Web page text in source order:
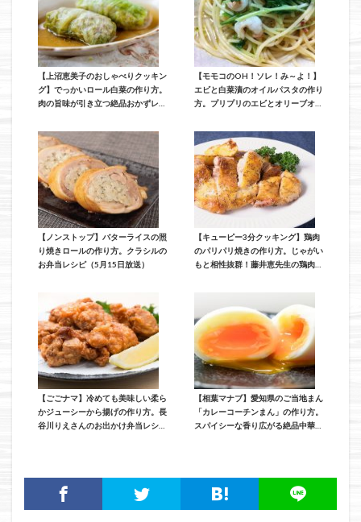
【上沼恵美子のおしゃべりクッキン
グ】でっかいロール白菜の作り方。
肉の旨味が引き立つ絶品おかずレシ
【モモコのOH！ソレ！み～よ！】
エビと白菜漬のオイルパスタの作り
方。プリプリのエビとオリーブオイ
送）
【ノンストップ】バターライスの照
り焼きロールの作り方。クラシルの
お弁当レシピ（5月15日放送）
【キューピー3分クッキング】鶏肉
のパリパリ焼きの作り方。じゃがい
もと相性抜群！藤井恵先生の鶏肉レ
【ごごナマ】冷めても美味しい柔ら
かジューシーから揚げの作り方。長
谷川りえさんのお出かけ弁当レシピ
【相葉マナブ】愛知県のご当地まん
「カレーコーチンまん」の作り方。
スパイシーな香り広がる絶品中華ま